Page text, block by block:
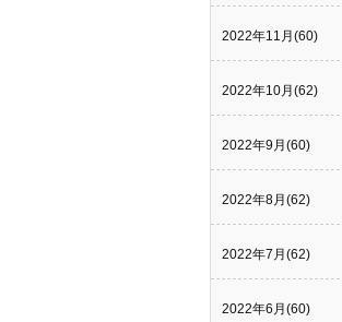
2022年11月(60)
2022年10月(62)
2022年9月(60)
2022年8月(62)
2022年7月(62)
2022年6月(60)